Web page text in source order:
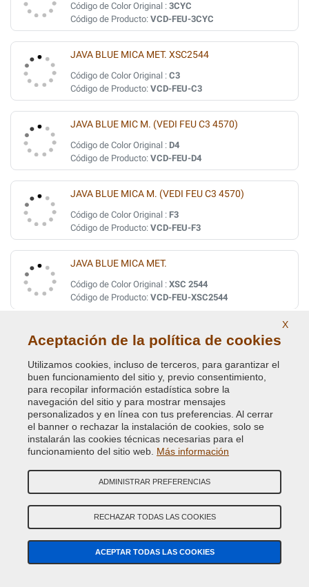
Código de Color Original : 3CYC
Código de Producto: VCD-FEU-3CYC
JAVA BLUE MICA MET. XSC2544
Código de Color Original : C3
Código de Producto: VCD-FEU-C3
JAVA BLUE MIC M. (VEDI FEU C3 4570)
Código de Color Original : D4
Código de Producto: VCD-FEU-D4
JAVA BLUE MICA M. (VEDI FEU C3 4570)
Código de Color Original : F3
Código de Producto: VCD-FEU-F3
JAVA BLUE MICA MET.
Código de Color Original : XSC 2544
Código de Producto: VCD-FEU-XSC2544
JAVA BLUE MICA MET. (VEDI FEU C3 4570)
Código de Producto:VCD-FEU-C
JEANS BLUE MET.
Código de Color Original :5DVEWWA
Código de Producto:VCD-FA-5DVEWWA
JEWEL GREEN MET(VEDI FEU 8A 4798)
Código de Color Original :19W
Código de Producto:VCD-FEU-19W
JUICE GREEN MET. XSC2790
Código de Color Original :PC8C
X
Aceptación de la política de cookies
Utilizamos cookies, incluso de terceros, para garantizar el
buen funcionamiento del sitio y, previo consentimiento,
para recopilar información estadística sobre la
navegación del sitio y para mostrar mensajes
personalizados y en línea con tus preferencias. Al cerrar
el banner o rechazar la instalación de cookies, solo se
instalarán las cookies técnicas necesarias para el
funcionamiento del sitio web. Más información
ADMINISTRAR PREFERENCIAS
RECHAZAR TODAS LAS COOKIES
ACEPTAR TODAS LAS COOKIES